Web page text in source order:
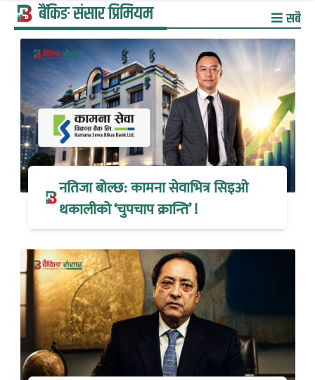
बैंकिङ संसार प्रिमियम सबै
नतिजा बोल्छ: कामना सेवाभित्र सिइओ
थकालीको ‘चुपचाप क्रान्ति’ !